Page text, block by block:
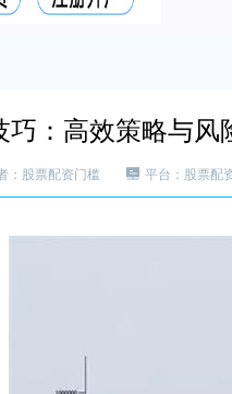
巧：高效策略与风
：股票配资门槛 平台：股票配